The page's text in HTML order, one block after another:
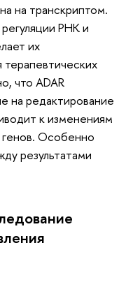
на транскриптом.
РНК и
их
что ADAR
на редактирование
к изменениям
генов. Особенно
результатами